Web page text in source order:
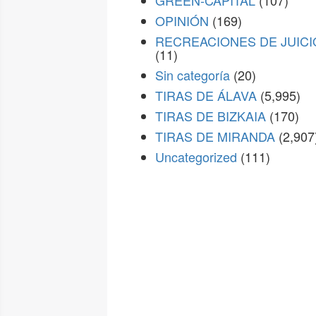
OPINIÓN (169)
RECREACIONES DE
(11)
Sin categoría (20)
TIRAS DE ÁLAVA (5,995)
TIRAS DE BIZKAIA (170)
TIRAS DE MIRANDA
Uncategorized (111)